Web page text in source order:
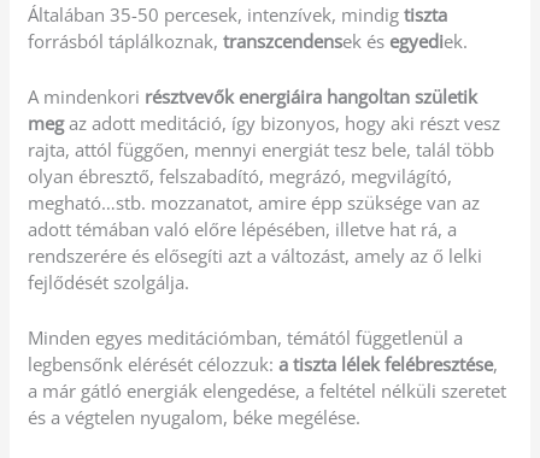
Általában 35-50 percesek, intenzívek, mindigtiszta
forrásból táplálkoznak,transzcendensek és egyediek.
A mindenkori résztvevők energiáira hangoltan születik
megaz adott meditáció, így bizonyos, hogy aki részt vesz
rajta, attól függően, mennyi energiát tesz bele, talál több
olyan ébresztő, felszabadító, megrázó, megvilágító,
megható…stb. mozzanatot, amire épp szüksége van az
adott témában való előre lépésében, illetve hat rá, a
rendszerére és elősegíti azt a változást, amely az ő lelki
fejlődését szolgálja.
Minden egyes meditációmban, témától függetlenül a
legbensőnk elérését célozzuk:a tiszta lélek felébresztése,
a már gátló energiák elengedése, a feltétel nélküli szeretet
és a végtelen nyugalom, béke megélése.